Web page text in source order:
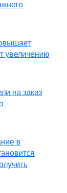
увеличению
на заказ
в